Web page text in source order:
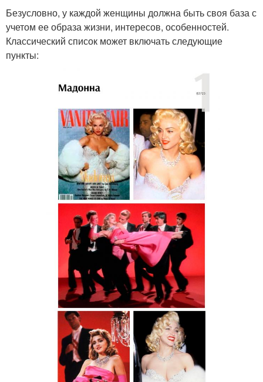
Безусловно, у каждой женщины должна быть своя база с
учетом ее образа жизни, интересов, особенностей.
Классический список может включать следующие
пункты: